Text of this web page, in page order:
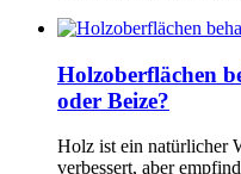
Holzoberflächen
oder Beize?
Holz ist ein natürlicher
verbessert, aber